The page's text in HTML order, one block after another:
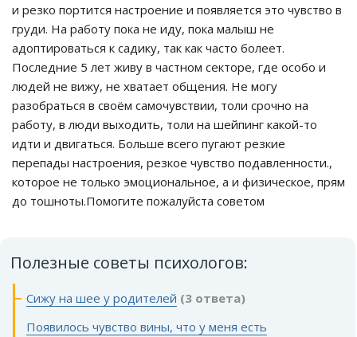
и резко портится настроение и появляется это чувство в
груди. На работу пока не иду, пока малыш не
адоптироваться к садику, так как часто болеет.
Последние 5 лет живу в частном секторе, где особо и
людей не вижу, не хватает общения. Не могу
разобраться в своём самочувствии, толи срочно на
работу, в люди выходить, толи на шейпинг какой-то
идти и двигаться. Больше всего пугают резкие
перепады настроения, резкое чувство подавленности.,
которое не только эмоциональное, а и физическое, прям
до тошноты.Помогите пожалуйста советом
Полезные советы психологов:
Сижу на шее у родителей (3 ответа)
Появилось чувство вины, что у меня есть